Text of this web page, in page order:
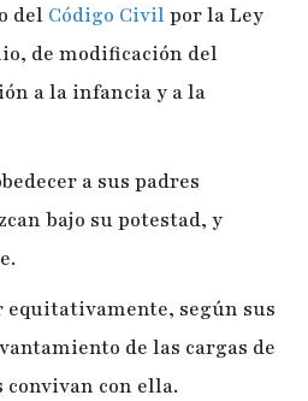
del Código Civil por la Ley
de modificación del
a la infancia y a la
a sus padres
bajo su potestad, y
según sus
de las cargas de
con ella.